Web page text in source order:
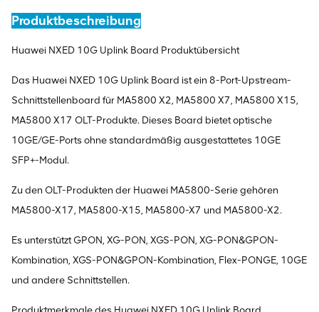
Produktbeschreibung
Huawei NXED 10G Uplink Board Produktübersicht
Das Huawei NXED 10G Uplink Board ist ein 8-Port-Upstream-
Schnittstellenboard für MA5800 X2, MA5800 X7, MA5800 X15,
MA5800 X17 OLT-Produkte. Dieses Board bietet optische
10GE/GE-Ports ohne standardmäßig ausgestattetes 10GE
SFP+-Modul.
Zu den OLT-Produkten der Huawei MA5800-Serie gehören
MA5800-X17, MA5800-X15, MA5800-X7 und MA5800-X2.
Es unterstützt GPON, XG-PON, XGS-PON, XG-PON&GPON-
Kombination, XGS-PON&GPON-Kombination, Flex-PONGE, 10GE
und andere Schnittstellen.